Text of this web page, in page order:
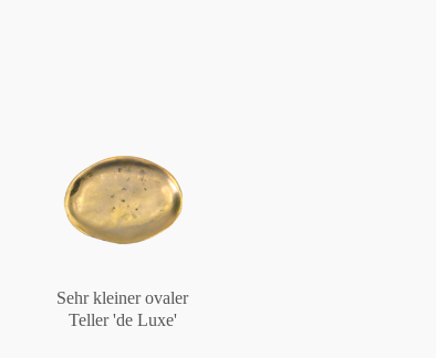
Sehr kleiner ovaler
Teller 'de Luxe'